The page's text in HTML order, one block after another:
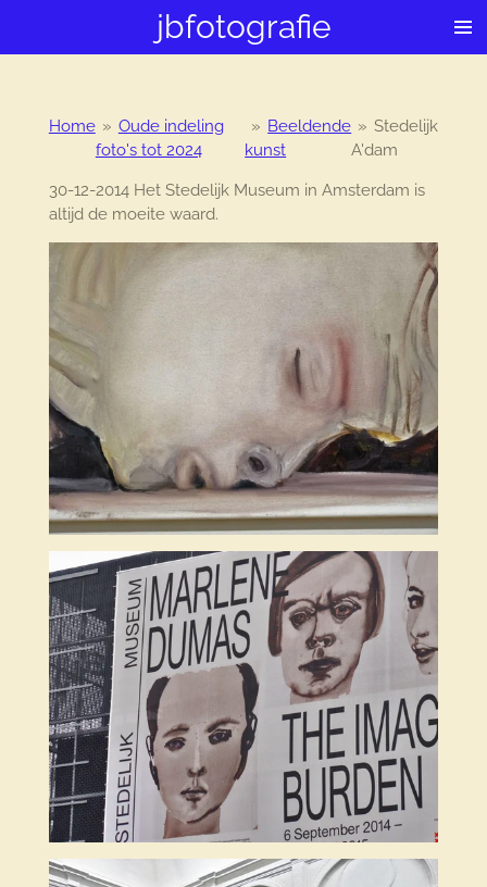
hoofdinhoud
jbfotografie
Home » Oude indeling
foto's tot 2024
» Beeldende
kunst
» Stedelijk
A'dam
30-12-2014 Het Stedelijk Museum in Amsterdam is
altijd de moeite waard.